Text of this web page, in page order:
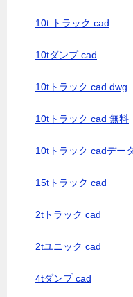
10t トラック cad
10tダンプ cad
10tトラック cad dwg
10tトラック cad 無料
10tトラック cadデー
15tトラック cad
2tトラック cad
2tユニック cad
4tダンプ cad